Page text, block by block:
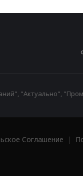
"Актуально",
Соглашение |